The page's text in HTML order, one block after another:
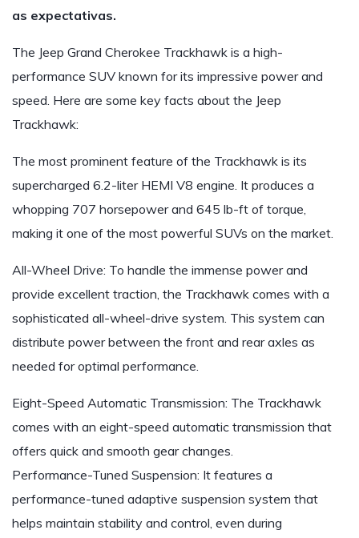
as expectativas.
The Jeep Grand Cherokee Trackhawk is a high-
performance SUV known for its impressive power and
speed. Here are some key facts about the Jeep
Trackhawk:
The most prominent feature of the Trackhawk is its
supercharged 6.2-liter HEMI V8 engine. It produces a
whopping 707 horsepower and 645 lb-ft of torque,
making it one of the most powerful SUVs on the market.
All-Wheel Drive: To handle the immense power and
provide excellent traction, the Trackhawk comes with a
sophisticated all-wheel-drive system. This system can
distribute power between the front and rear axles as
needed for optimal performance.
Eight-Speed Automatic Transmission: The Trackhawk
comes with an eight-speed automatic transmission that
offers quick and smooth gear changes.
Performance-Tuned Suspension: It features a
performance-tuned adaptive suspension system that
helps maintain stability and control, even during